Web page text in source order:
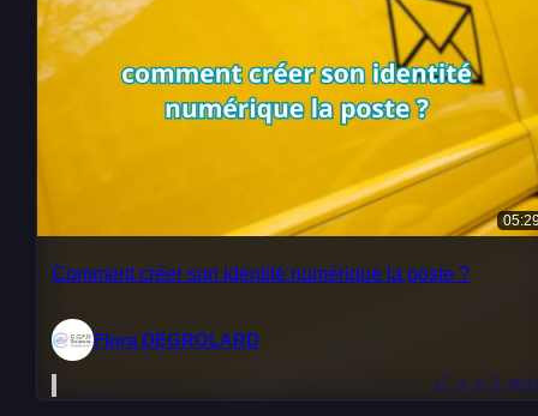
Comment créer son identité numérique la poste ?
Flora DEGROLARD
il y a 3